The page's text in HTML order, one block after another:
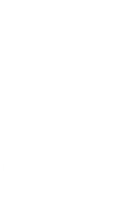
den så fin.
kan
med